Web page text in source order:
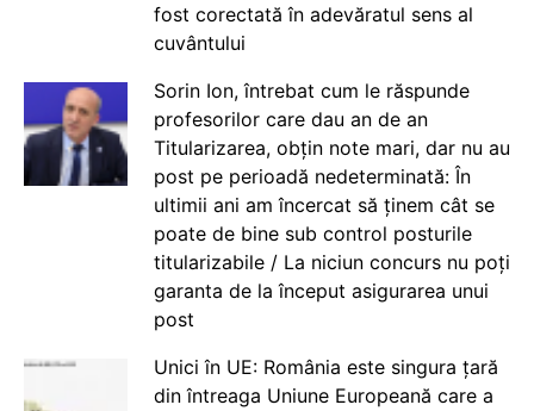
fost corectată în adevăratul sens al
cuvântului
Sorin Ion, întrebat cum le răspunde
profesorilor care dau an de an
Titularizarea, obțin note mari, dar nu au
post pe perioadă nedeterminată: În
ultimii ani am încercat să ținem cât se
poate de bine sub control posturile
titularizabile / La niciun concurs nu poți
garanta de la început asigurarea unui
post
Unici în UE: România este singura țară
din întreaga Uniune Europeană care a